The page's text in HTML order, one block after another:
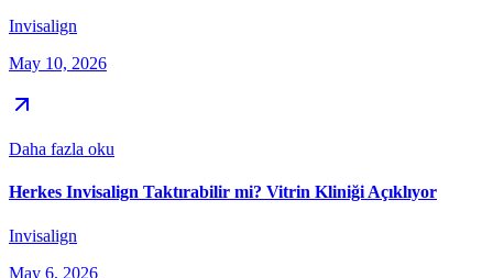
Invisalign
May 10, 2026
Daha fazla oku
Herkes Invisalign Taktırabilir mi? Vitrin Kliniği Açıklıyor
Invisalign
May 6, 2026